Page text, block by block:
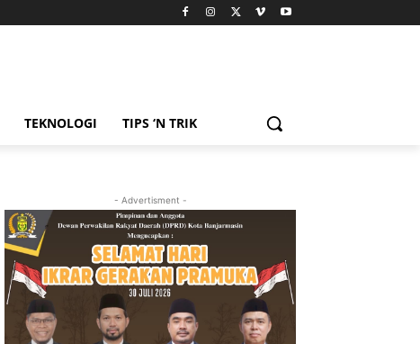
TEKNOLOGI TIPS ‘N TRIK
- Advertisment -